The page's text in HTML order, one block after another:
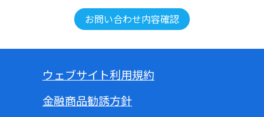
ウェブサイト利用規約
金融商品勧誘方針